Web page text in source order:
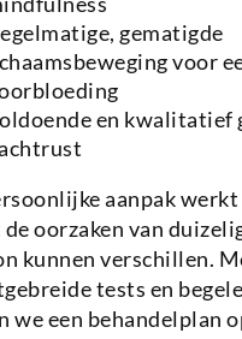
gematigde
voor
en kwalitatief
aanpak
oorzaken van
kunnen verschillen.
tests en
we een behandelplan